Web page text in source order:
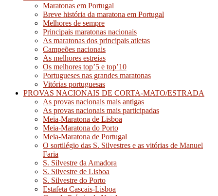
Maratonas em Portugal
Breve história da maratona em Portugal
Melhores de sempre
Principais maratonas nacionais
As maratonas dos principais atletas
Campeões nacionais
As melhores estreias
Os melhores top’5 e top’10
Portugueses nas grandes maratonas
Vitórias portuguesas
PROVAS NACIONAIS DE CORTA-MATO/ESTRADA
As provas nacionais mais antigas
As provas nacionais mais participadas
Meia-Maratona de Lisboa
Meia-Maratona do Porto
Meia-Maratona de Portugal
O sortilégio das S. Silvestres e as vitórias de Manuel
Faria
S. Silvestre da Amadora
S. Silvestre de Lisboa
S. Silvestre do Porto
Estafeta Cascais-Lisboa